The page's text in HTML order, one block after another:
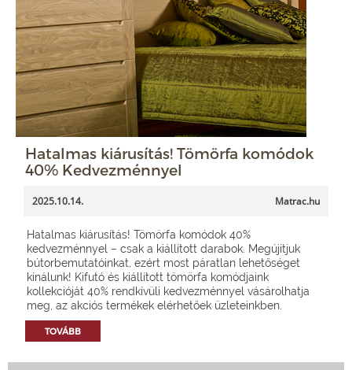
Hatalmas kiárusítás! Tömörfa komódok
40% Kedvezménnyel
2025.10.14. Matrac.hu
Hatalmas kiárusítás! Tömörfa komódok 40%
kedvezménnyel – csak a kiállított darabok. Megújítjuk
bútorbemutatóinkat, ezért most páratlan lehetőséget
kínálunk! Kifutó és kiállított tömörfa komódjaink
kollekcióját 40% rendkívüli kedvezménnyel vásárolhatja
meg, az akciós termékek elérhetőek üzleteinkben.
TOVÁBB